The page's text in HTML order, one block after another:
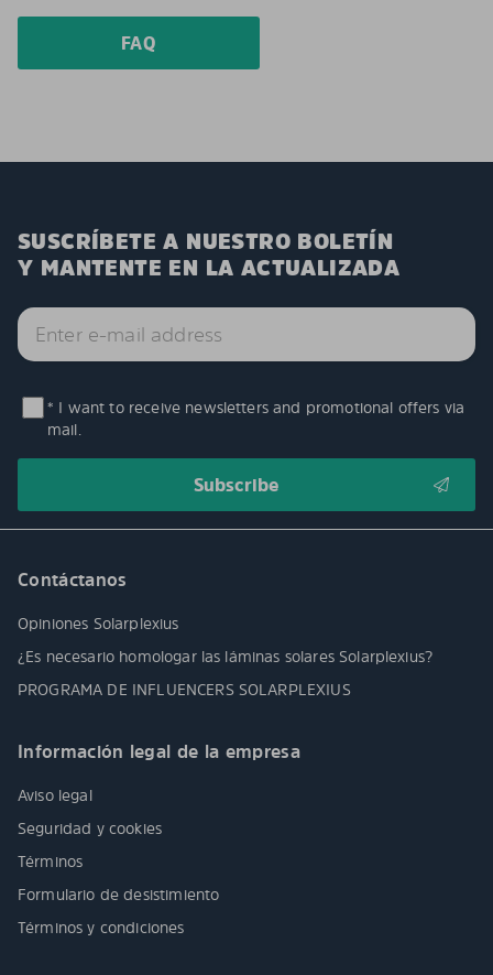
FAQ
SUSCRÍBETE A NUESTRO BOLETÍN
Y MANTENTE EN LA ACTUALIZADA
* I want to receive newsletters and promotional offers via
mail.
Contáctanos
Opiniones Solarplexius
¿Es necesario homologar las láminas solares Solarplexius?
PROGRAMA DE INFLUENCERS SOLARPLEXIUS
Información legal de la empresa
Aviso legal
Seguridad y cookies
Términos
Formulario de desistimiento
Términos y condiciones